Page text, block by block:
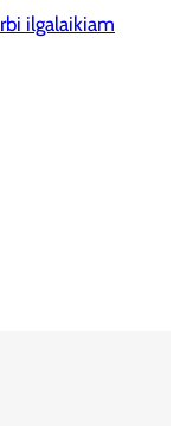
ilgalaikiam